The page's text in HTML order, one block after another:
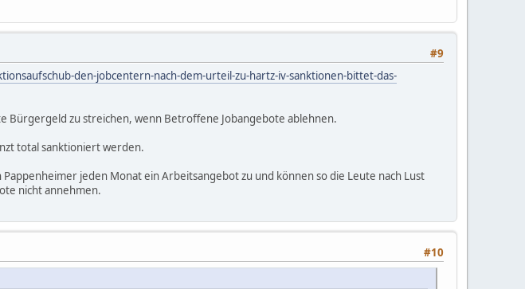
#9
den-jobcentern-nach-dem-urteil-zu-hartz-iv-sanktionen-bittet-das-
Bürgergeld zu streichen, wenn Betroffene Jobangebote ablehnen.
total sanktioniert werden.
jeden Monat ein Arbeitsangebot zu und können so die Leute nach Lust
nicht annehmen.
#10